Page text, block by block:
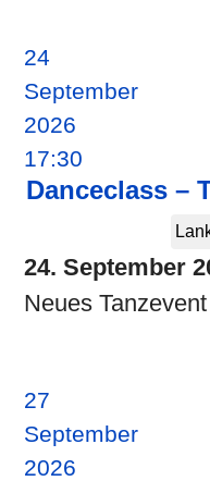
24
September
2026
17:30
Danceclass –
24. September
Neues
27
September
2026